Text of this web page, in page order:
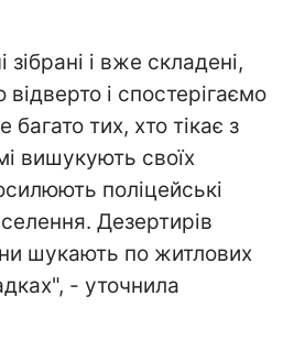
і вже складені,
і спостерігаємо
тих, хто тікає з
вишукують своїх
поліцейські
Дезертирів
шукають по житлових
- уточнила